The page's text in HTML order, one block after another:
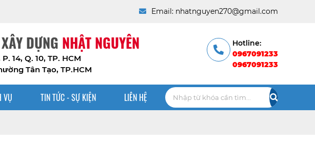
Email: nhatnguyen270@gmail.com
DỰNG NHẬT NGUYÊN
14, Q. 10, TP. HCM
Tân Tạo, TP.HCM
Hotline:
0967091233
0967091233
VỤ TIN TỨC - SỰ KIỆN LIÊN HỆ